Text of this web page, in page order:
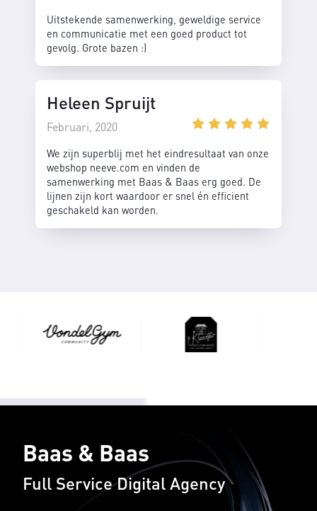
Uitstekende samenwerking, geweldige service
en communicatie met een goed product tot
gevolg. Grote bazen :)
Heleen Spruijt
Februari, 2020
We zijn superblij met het eindresultaat van onze
webshop neeve.com en vinden de
samenwerking met Baas & Baas erg goed. De
lijnen zijn kort waardoor er snel én efficient
geschakeld kan worden.
Baas & Baas
Full Service Digital Agency